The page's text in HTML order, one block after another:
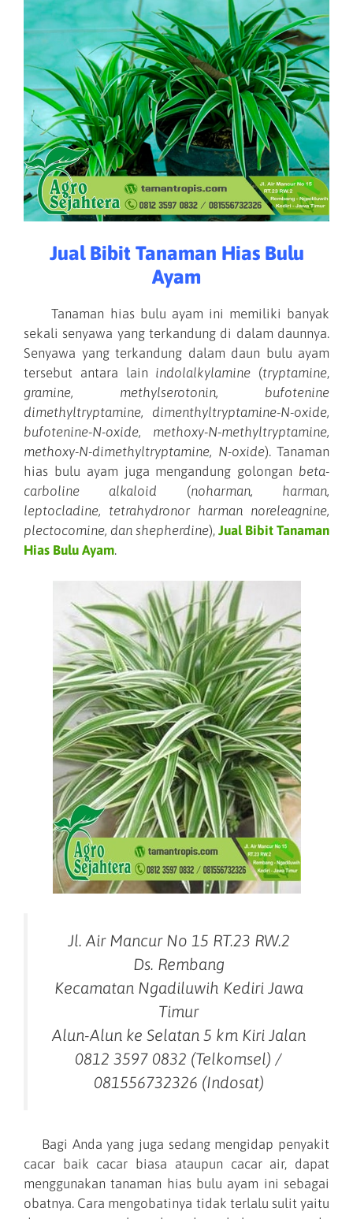
Jual Bibit Tanaman Hias Bulu
Ayam
Tanaman hias bulu ayam ini memiliki banyak
sekali senyawa yang terkandung di dalam daunnya.
Senyawa yang terkandung dalam daun bulu ayam
tersebut antara lain indolalkylamine (tryptamine,
gramine, methylserotonin, bufotenine
dimethyltryptamine, dimenthyltryptamine-N-oxide,
bufotenine-N-oxide, methoxy-N-methyltryptamine,
methoxy-N-dimethyltryptamine, N-oxide). Tanaman
hias bulu ayam juga mengandung golongan beta-
carboline alkaloid (noharman, harman,
leptocladine, tetrahydronor harman noreleagnine,
plectocomine, dan shepherdine), Jual Bibit Tanaman
Hias Bulu Ayam.
Jl. Air Mancur No 15 RT.23 RW.2
Ds. Rembang
Kecamatan Ngadiluwih Kediri Jawa
Timur
Alun-Alun ke Selatan 5 km Kiri Jalan
0812 3597 0832 (Telkomsel) /
081556732326 (Indosat)
Bagi Anda yang juga sedang mengidap penyakit
cacar baik cacar biasa ataupun cacar air, dapat
menggunakan tanaman hias bulu ayam ini sebagai
obatnya. Cara mengobatinya tidak terlalu sulit yaitu